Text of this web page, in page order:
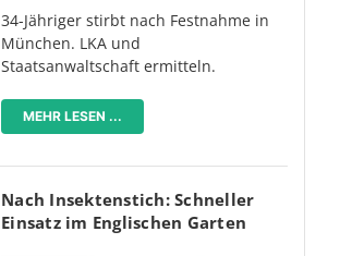
34-Jähriger stirbt nach Festnahme in
München. LKA und
Staatsanwaltschaft ermitteln.
MEHR LESEN ...
Nach Insektenstich: Schneller
Einsatz im Englischen Garten